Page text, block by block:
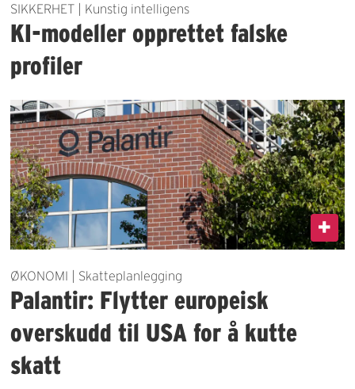
SIKKERHET | Kunstig intelligens
KI-modeller opprettet falske
profiler
ØKONOMI | Skatteplanlegging
Palantir: Flytter europeisk
overskudd til USA for å kutte
skatt